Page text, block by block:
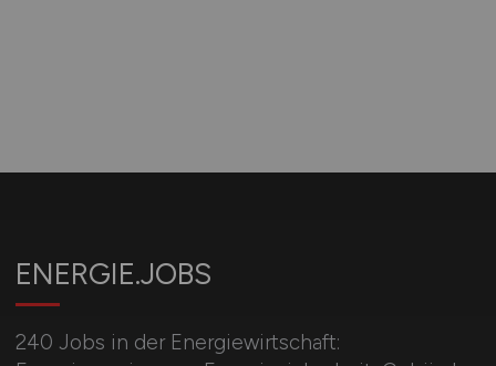
ENERGIE.JOBS
240 Jobs in der Energiewirtschaft: